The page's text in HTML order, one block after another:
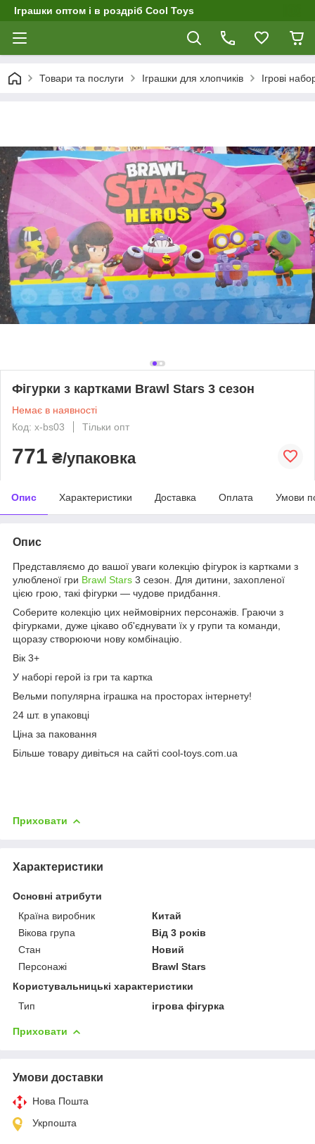
Іграшки оптом і в роздріб Cool Toys
Товари та послуги Іграшки для хлопчиків Ігрові
Фігурки з картками Brawl Stars 3 сезон
Немає в наявності
Код: x-bs03
Тільки опт
771 ₴/упаковка
Опис Характеристики Доставка Оплата Умови
Опис
Представляємо до вашої уваги колекцію фігурок із картками з
улюбленої гри Brawl Stars 3 сезон. Для дитини, захопленої
цією грою, такі фігурки — чудове придбання.
Соберите колекцію цих неймовірних персонажів. Граючи з
фігурками, дуже цікаво об'єднувати їх у групи та команди,
щоразу створюючи нову комбінацію.
Вік 3+
У наборі герой із гри та картка
Вельми популярна іграшка на просторах інтернету!
24 шт. в упаковці
Ціна за паковання
Більше товару дивіться на сайті cool-toys.com.ua
Приховати
Характеристики
Основні атрибути
Країна виробник
Китай
Вікова група
Від 3 років
Стан
Новий
Персонажі
Brawl Stars
Користувальницькі характеристики
Тип
ігрова фігурка
Приховати
Умови доставки
Нова Пошта
Укрпошта